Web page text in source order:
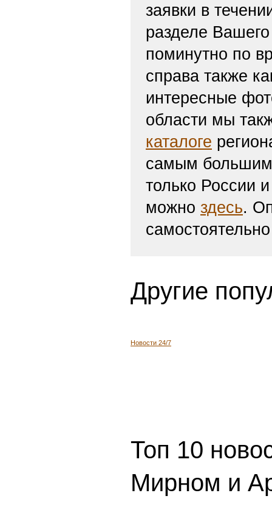
заявки в
разделе
поминутно по
справа также
интересные
области мы
каталоге
самым большим
только России
можно здесь.
Другие
Новости 24/7
Топ 10
Мирном и